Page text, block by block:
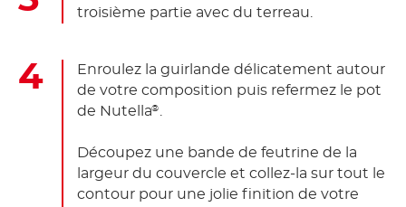
troisième partie avec du terreau.
Enroulez la guirlande délicatement autour
de votre composition puis refermez le pot
de Nutella®
Découpez une bande de feutrine de la
largeur du couvercle et collez-la sur tout le
contour pour une jolie finition de votre